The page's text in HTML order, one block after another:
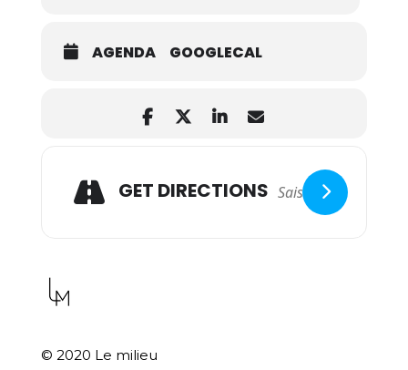
AGENDA GOOGLECAL
GET DIRECTIONS
© 2020 Le milieu